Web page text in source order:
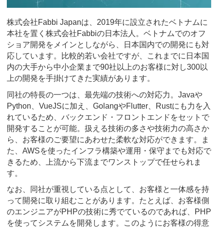
株式会社Fabbi Japanは、2019年に設立されたベトナムに
本社を置く株式会社Fabbiの日本法人。ベトナムでのオフ
ショア開発をメインとしながら、日本国内での開発にも対
応しています。比較的若い会社ですが、これまでに日本国
内の大手から中小企業まで90社以上のお客様に対し300以
上の開発を手掛けてきた実績があります。
同社の特長の一つは、最先端の技術への対応力。Javaや
Python、VueJSに加え、GolangやFlutter、Rustにも力を入
れているため、バックエンド・フロントエンドをセットで
開発することが可能。扱える技術の多さや技術力の高さか
ら、お客様のご要望にあわせた柔軟な対応ができます。ま
た、AWSを使ったインフラ構築や運用・保守までも対応で
きるため、上流から下流までワンストップで任せられま
す。
なお、同社が重視している点として、お客様と一体感を持
って開発に取り組むことがあります。たとえば、お客様側
のエンジニアがPHPの技術に秀でているのであれば、PHP
を使ってシステムを開発します。このようにお客様の得意